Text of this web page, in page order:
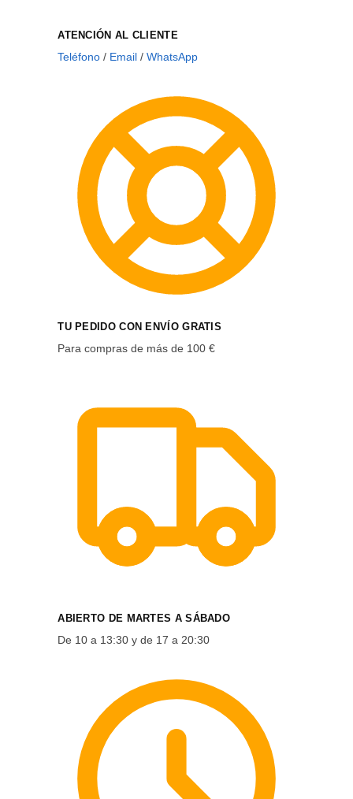
ATENCIÓN AL CLIENTE
Teléfono / Email /WhatsApp
TU PEDIDO CON ENVÍO GRATIS
Para compras de más de 100 €
ABIERTO DE MARTES A SÁBADO
De 10 a 13:30 y de 17 a 20:30